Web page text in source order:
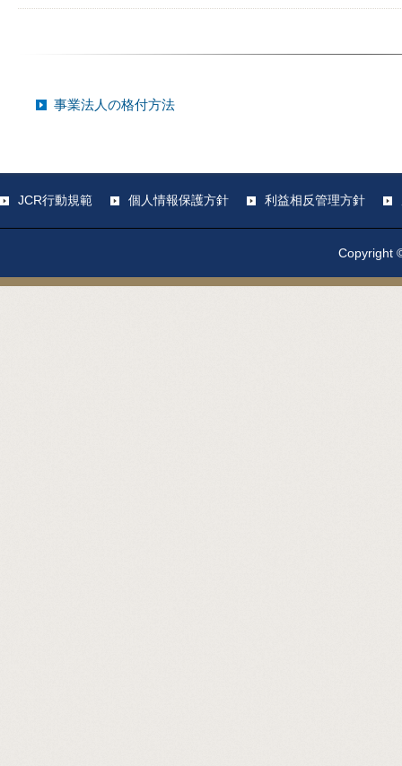
事業法人の格付方法
JCR行動規範 個人情報保護方針 利益相反管理方針
Copyright